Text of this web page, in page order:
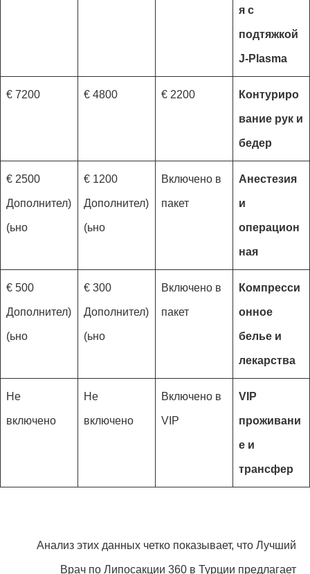
я с
подтяжкой
J-Plasma
Контуриро
вание рук и
бедер
2200 €
4800 €
7200 €
Анестезия
и
операцион
ная
Включено в
пакет
1200 €
(Дополнител
ьно)
2500 €
(Дополнител
ьно)
Компресси
онное
белье и
лекарства
Включено в
пакет
300 €
(Дополнител
ьно)
500 €
(Дополнител
ьно)
VIP
проживани
е и
трансфер
Включено в
VIP
Не
включено
Не
включено
Анализ этих данных четко показывает, что Лучший
Врач по Липосакции 360 в Турции предлагает